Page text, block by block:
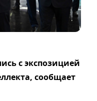
с экспозицией
сообщает